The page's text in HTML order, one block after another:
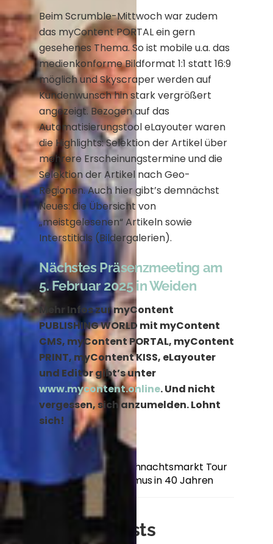
Beim Scrumble-Mittwoch war zudem
das myContent PORTAL ein gern
gesehenes Thema. So ist mobile u.a. das
medienkonforme Bildformat 1:1 statt 16:9
möglich und Skyscraper werden auf
Kundenwunsch hin stark vergrößert
angezeigt. Bezogen auf das
Automatisierungstool eLayouter waren
die Highlights: Selektion der Artikel über
mehrere Erscheinungstermine und die
Selektion der Artikel nach Geo-
Regionen. Auch hier gibt’s demnächst
Neues: die Übersicht von
„meistgelesenen“ Artikeln sowie
Interstitials (Bildergalerien).
Nächstes Präsenzmeeting am
5. Februar 2025 in Weiden
Mehr Infos zur myContent
PUBLISHING WORLD mit myContent
CMS, myContent PORTAL, myContent
PRINT, myContent KISS, eLayouter
und Editor gibt’s unter
www.mycontent.online. Und nicht
vergessen, sich anzumelden. Lohnt
sich!
myContent Weihnachtsmarkt Tour
Journalismus in 40 Jahren
Related Posts